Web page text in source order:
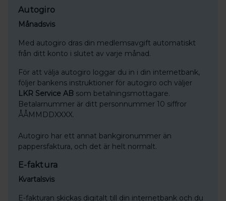
Autogiro
Månadsvis
Med autogiro dras din medlemsavgift automatiskt
från ditt konto i slutet av varje månad.
För att välja autogiro loggar du in i din internetbank,
följer bankens instruktioner för autogiro och väljer
LKR Service AB som betalningsmottagare.
Betalarnummer är ditt personnummer 10 siffror
ÅÅMMDDXXXX.
Autogiro har ett annat bankgironummer än
pappersfaktura, och det är helt normalt.
E-faktura
Kvartalsvis
E-fakturan skickas digitalt till din internetbank och du